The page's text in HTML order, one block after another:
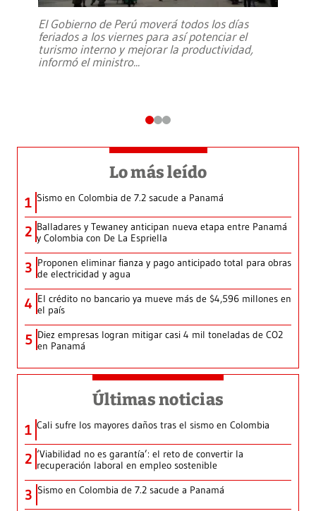
El Gobierno de Perú moverá todos los días
feriados a los viernes para así potenciar el
turismo interno y mejorar la productividad,
informó el ministro...
Lo más leído
1 Sismo en Colombia de 7.2 sacude a Panamá
2 Balladares y Tewaney anticipan nueva etapa entre Panamá
y Colombia con De La Espriella
3 Proponen eliminar fianza y pago anticipado total para obras
de electricidad y agua
4 El crédito no bancario ya mueve más de $4,596 millones en
el país
5 Diez empresas logran mitigar casi 4 mil toneladas de CO2
en Panamá
Últimas noticias
1 Cali sufre los mayores daños tras el sismo en Colombia
2 ‘Viabilidad no es garantía’: el reto de convertir la
recuperación laboral en empleo sostenible
3 Sismo en Colombia de 7.2 sacude a Panamá